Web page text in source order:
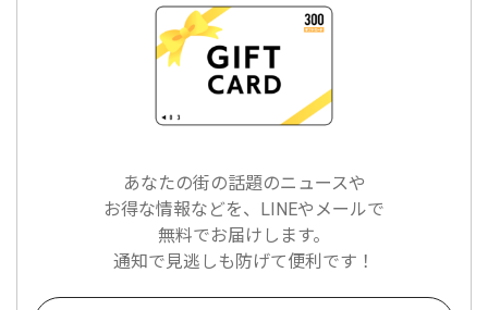
あなたの街の話題のニュースや
お得な情報などを、LINEやメールで
無料でお届けします。
通知で見逃しも防げて便利です！